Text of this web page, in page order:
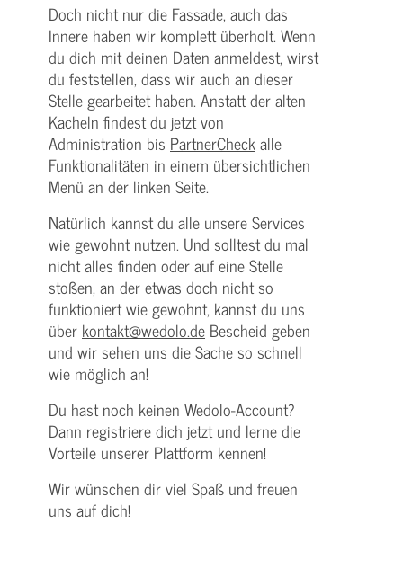
Doch nicht nur die Fassade, auch das
Innere haben wir komplett überholt. Wenn
du dich mit deinen Daten anmeldest, wirst
du feststellen, dass wir auch an dieser
Stelle gearbeitet haben. Anstatt der alten
Kacheln findest du jetzt von
Administration bis PartnerCheckalle
Funktionalitäten in einem übersichtlichen
Menü an der linken Seite.
Natürlich kannst du alle unsere Services
wie gewohnt nutzen. Und solltest du mal
nicht alles finden oder auf eine Stelle
stoßen, an der etwas doch nicht so
funktioniert wie gewohnt, kannst du uns
über kontakt@wedolo.de Bescheid geben
und wir sehen uns die Sache so schnell
wie möglich an!
Du hast noch keinen Wedolo-Account?
Dann registrieredich jetzt und lerne die
Vorteile unserer Plattform kennen!
Wir wünschen dir viel Spaß und freuen
uns auf dich!